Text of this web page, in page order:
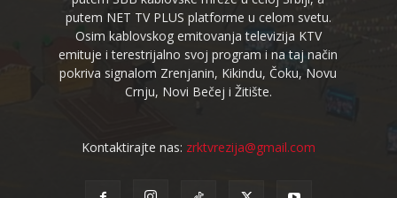
putem NET TV PLUS platforme u celom svetu.
Osim kablovskog emitovanja televizija KTV
emituje i terestrijalno svoj program i na taj način
pokriva signalom Zrenjanin, Kikindu, Čoku, Novu
Crnju, Novi Bečej i Žitište.
Kontaktirajte nas: zrktvrezija@gmail.com